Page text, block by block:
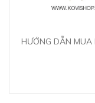
HƯỚNG DẪN MUA